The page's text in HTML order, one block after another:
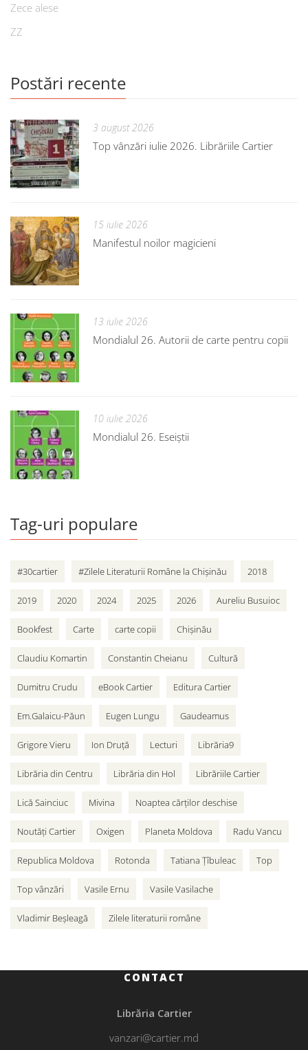
Zece alese
ZZ
Postări recente
3 august 2026
Top vânzări iulie 2026. Librăriile Cartier
15 iulie 2026
Manifestul noilor magicieni
13 iulie 2026
Mondialul 26. Autorii de carte pentru copii
10 iulie 2026
Mondialul 26. Eseiștii
Tag-uri populare
#30cartier #Zilele Literaturii Române la Chișinău 2018
2019 2020 2024 2025 2026 Aureliu Busuioc
Bookfest Carte carte copii Chișinău
Claudiu Komartin Constantin Cheianu Cultură
Dumitru Crudu eBook Cartier Editura Cartier
Em.Galaicu-Păun Eugen Lungu Gaudeamus
Grigore Vieru Ion Druță Lecturi Librăria9
Librăria din Centru Librăria din Hol Librăriile Cartier
Lică Sainciuc Mivina Noaptea cărților deschise
Noutăți Cartier Oxigen Planeta Moldova Radu Vancu
Republica Moldova Rotonda Tatiana Țîbuleac Top
Top vânzări Vasile Ernu Vasile Vasilache
Vladimir Beșleagă Zilele literaturii române
CONTACT
Librăria Cartier
vanzari@cartier.md